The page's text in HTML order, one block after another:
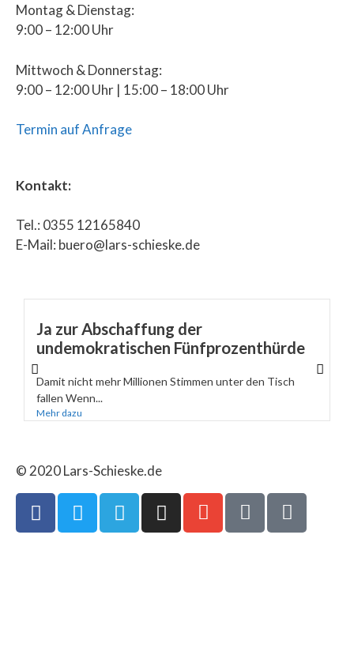
Montag & Dienstag:
9:00 – 12:00 Uhr
Mittwoch & Donnerstag:
9:00 – 12:00 Uhr | 15:00 – 18:00 Uhr
Termin auf Anfrage
Kontakt:
Tel.: 0355 12165840
E-Mail: buero@lars-schieske.de
Ja zur Abschaffung der
undemokratischen Fünfprozenthürde
Damit nicht mehr Millionen Stimmen unter den Tisch
fallen Wenn...
Mehr dazu
© 2020 Lars-Schieske.de